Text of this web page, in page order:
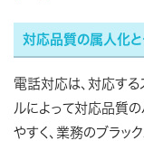
対応品質の属人化
電話対応は、対応する
ルによって対応品質
やすく、業務のブラッ